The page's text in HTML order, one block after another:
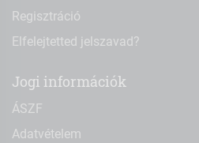
Regisztráció
Elfelejtetted jelszavad?
Jogi információk
ÁSZF
Adatvételem